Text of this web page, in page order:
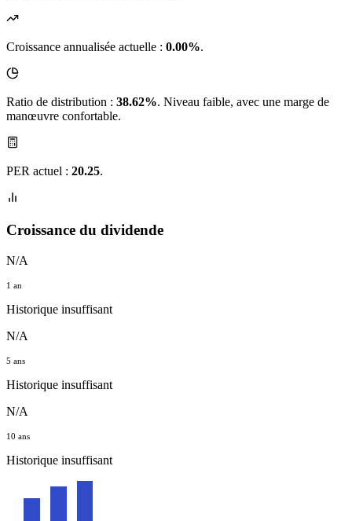
Croissance annualisée actuelle : 0.00%.
Ratio de distribution : 38.62%. Niveau faible, avec une marge de
manœuvre confortable.
PER actuel : 20.25.
Croissance du dividende
N/A
1 an
Historique insuffisant
N/A
5 ans
Historique insuffisant
N/A
10 ans
Historique insuffisant